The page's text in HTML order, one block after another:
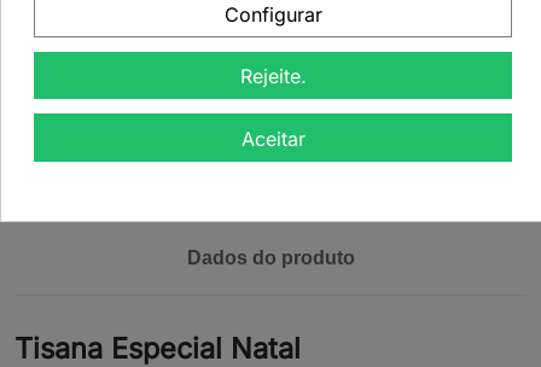
Dados do produto
Tisana Especial Natal
Configurar
Rejeite.
Aceitar